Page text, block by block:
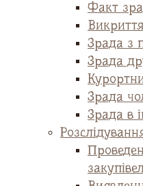
Факт
Зрада з
Зрада
Зрада
Зрада в